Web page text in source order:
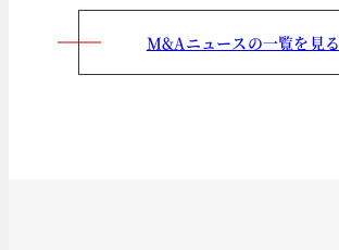
M&Aニュースの一覧を見る